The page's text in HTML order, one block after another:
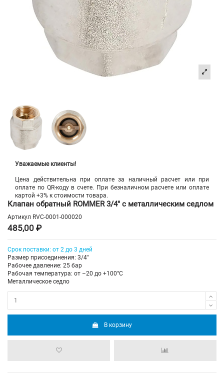
Уважаемые клиенты!
Цена действительна при оплате за наличный расчет или при
оплате по QR-коду в счете. При безналичном расчете или оплате
картой +3% к стоимости товара.
Клапан обратный ROMMER 3/4" с металлическим седлом
Артикул RVC-0001-000020
485,00 ₽
Срок поставки: от 2 до 3 дней
Размер присоединения: 3/4"
Рабочее давление: 25 бар
Рабочая температура: от –20 до +100°С
Металлическое седло
В корзину